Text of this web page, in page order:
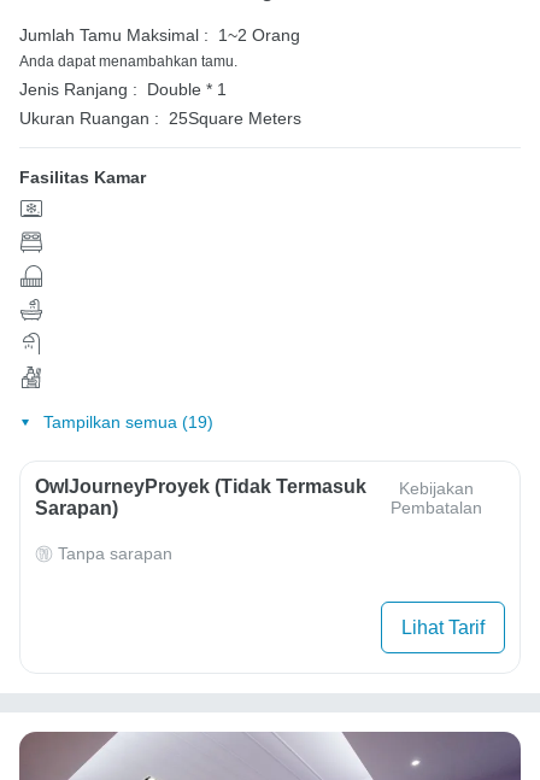
Jumlah Tamu Maksimal : 1~2 Orang
Anda dapat menambahkan tamu.
Jenis Ranjang :
Double * 1
Ukuran Ruangan : 25Square Meters
Fasilitas Kamar
Tampilkan semua (19)
OwlJourneyProyek (Tidak Termasuk
Sarapan)
Kebijakan
Pembatalan
Tanpa sarapan
Lihat Tarif